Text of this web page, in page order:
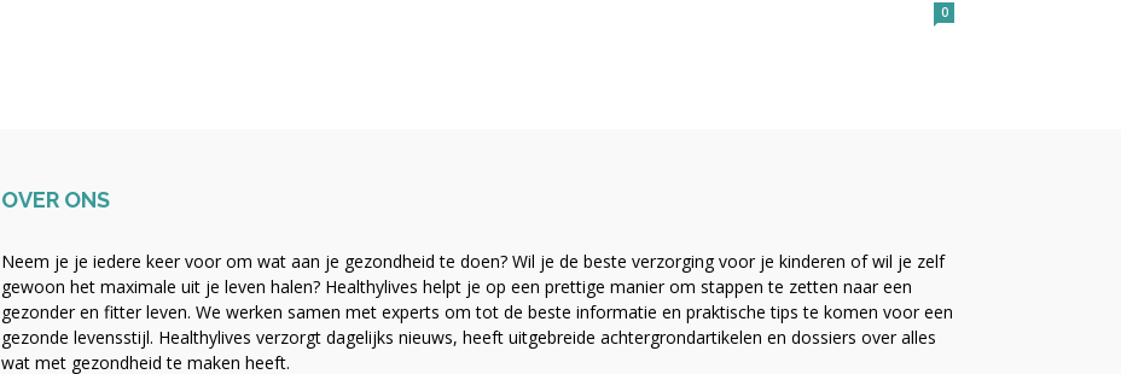
0
OVER ONS
Neem je je iedere keer voor om wat aan je gezondheid te doen? Wil je de beste verzorging voor je kinderen of wil je zelf
gewoon het maximale uit je leven halen? Healthylives helpt je op een prettige manier om stappen te zetten naar een
gezonder en fitter leven. We werken samen met experts om tot de beste informatie en praktische tips te komen voor een
gezonde levensstijl. Healthylives verzorgt dagelijks nieuws, heeft uitgebreide achtergrondartikelen en dossiers over alles
wat met gezondheid te maken heeft.